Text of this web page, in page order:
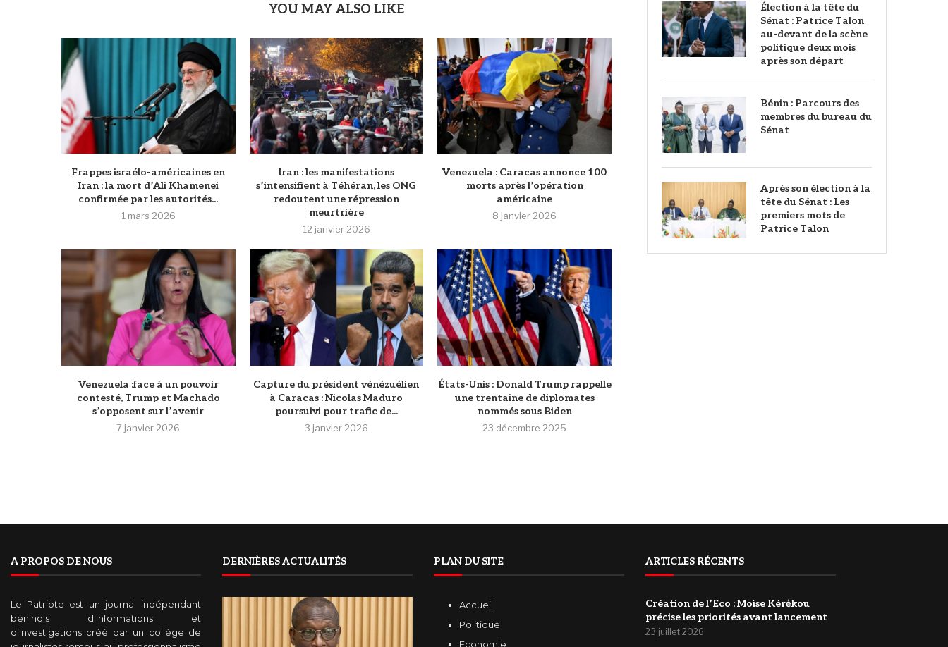
YOU MAY ALSO LIKE
Frappes israélo-américaines en
Iran : la mort d’Ali Khamenei
confirmée par les autorités...
1 mars 2026
Iran : les manifestations
s’intensifient à Téhéran, les ONG
redoutent une répression
meurtrière
12 janvier 2026
Venezuela : Caracas annonce 100
morts après l’opération
américaine
8 janvier 2026
Venezuela :face à un pouvoir
contesté, Trump et Machado
s’opposent sur l’avenir
7 janvier 2026
Capture du président vénézuélien
à Caracas : Nicolas Maduro
poursuivi pour trafic de...
3 janvier 2026
États-Unis : Donald Trump rappelle
une trentaine de diplomates
nommés sous Biden
23 décembre 2025
Élection à la tête du
Sénat : Patrice Talon
au-devant de la scène
politique deux mois
après son départ
Bénin : Parcours des
membres du bureau du
Sénat
Après son élection à la
tête du Sénat : Les
premiers mots de
Patrice Talon
A PROPOS DE NOUS
Le Patriote est un journal indépendant
béninois d’informations et
d’investigations créé par un collège de
DERNIÈRES ACTUALITÉS PLAN DU SITE
Accueil
Politique
Economie
ARTICLES RÉCENTS
Création de l’Eco : Moìse Kérėkou
précise les priorités avant lancement
23 juillet 2026